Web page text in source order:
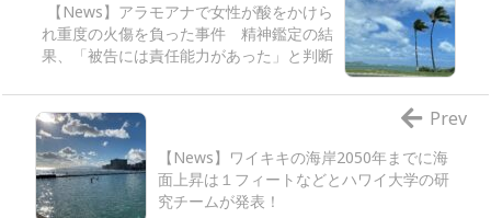
【News】アラモアナで女性が酸をかけら
れ重度の火傷を負った事件 精神鑑定の結
果、「被告には責任能力があった」と判断
【News】ワイキキの海岸2050年までに海
面上昇は１フィートなどとハワイ大学の研
究チームが発表！
Prev